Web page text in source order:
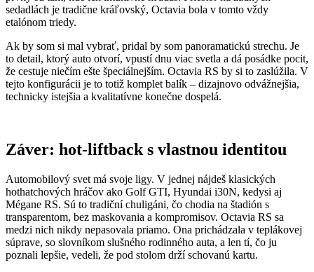
sedadlách je tradične kráľovský, Octavia bola v tomto vždy
etalónom triedy.
Ak by som si mal vybrať, pridal by som panoramatickú strechu. Je
to detail, ktorý auto otvorí, vpustí dnu viac svetla a dá posádke pocit,
že cestuje niečím ešte špeciálnejším. Octavia RS by si to zaslúžila. V
tejto konfigurácii je to totiž komplet balík – dizajnovo odvážnejšia,
technicky istejšia a kvalitatívne konečne dospelá.
Záver: hot-liftback s vlastnou identitou
Automobilový svet má svoje ligy. V jednej nájdeš klasických
hothatchových hráčov ako Golf GTI, Hyundai i30N, kedysi aj
Mégane RS. Sú to tradiční chuligáni, čo chodia na štadión s
transparentom, bez maskovania a kompromisov. Octavia RS sa
medzi nich nikdy nepasovala priamo. Ona prichádzala v teplákovej
súprave, so slovníkom slušného rodinného auta, a len tí, čo ju
poznali lepšie, vedeli, že pod stolom drží schovanú kartu.